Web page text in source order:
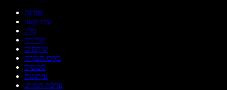
אודות
צרו קשר
בלוג
קריירה
שותפים
מרכז העזרה
סטטוס
עיתונות
ערכת המותג